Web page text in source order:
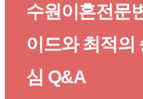
수원이혼전문
이드와 최적의
심 Q&A